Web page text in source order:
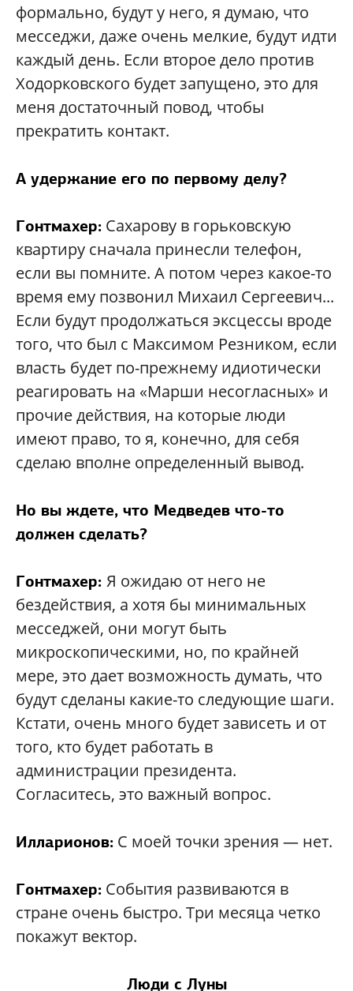
формально, будут у него, я думаю, что
месседжи, даже очень мелкие, будут идти
каждый день. Если второе дело против
Ходорковского будет запущено, это для
меня достаточный повод, чтобы
прекратить контакт.
А удержание его по первому делу?
Гонтмахер: Сахарову в горьковскую
квартиру сначала принесли телефон,
если вы помните. А потом через какое-то
время ему позвонил Михаил Сергеевич...
Если будут продолжаться эксцессы вроде
того, что был с Максимом Резником, если
власть будет по-прежнему идиотически
реагировать на «Марши несогласных» и
прочие действия, на которые люди
имеют право, то я, конечно, для себя
сделаю вполне определенный вывод.
Но вы ждете, что Медведев что-то
должен сделать?
Гонтмахер: Я ожидаю от него не
бездействия, а хотя бы минимальных
месседжей, они могут быть
микроскопическими, но, по крайней
мере, это дает возможность думать, что
будут сделаны какие-то следующие шаги.
Кстати, очень много будет зависеть и от
того, кто будет работать в
администрации президента.
Согласитесь, это важный вопрос.
Илларионов: С моей точки зрения — нет.
Гонтмахер: События развиваются в
стране очень быстро. Три месяца четко
покажут вектор.
Люди с Луны